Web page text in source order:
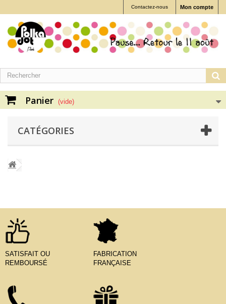
Mon compte
Contactez-nous
Panier (vide)
CATÉGORIES
SATISFAIT OU
REMBOURSÉ
FABRICATION
FRANÇAISE